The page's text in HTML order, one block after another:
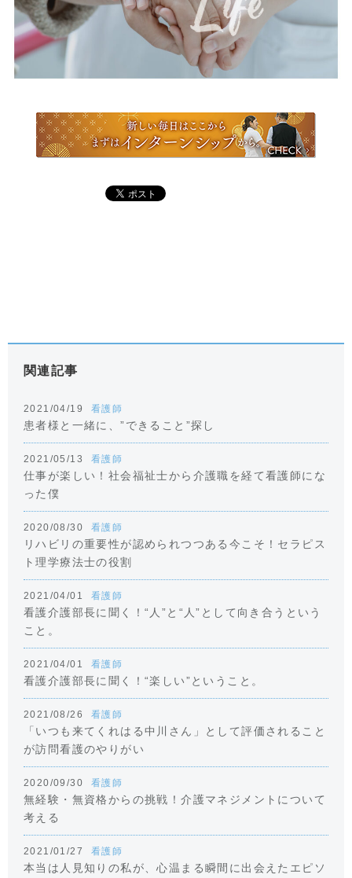
関連記事
2021/04/19 看護師
患者様と一緒に、”できること”探し
2021/05/13 看護師
仕事が楽しい！社会福祉士から介護職を経て看護師にな
った僕
2020/08/30 看護師
リハビリの重要性が認められつつある今こそ！セラピス
ト理学療法士の役割
2021/04/01 看護師
看護介護部長に聞く！“人”と“人”として向き合うという
こと。
2021/04/01 看護師
看護介護部長に聞く！“楽しい”ということ。
2021/08/26 看護師
「いつも来てくれはる中川さん」として評価されること
が訪問看護のやりがい
2020/09/30 看護師
無経験・無資格からの挑戦！介護マネジメントについて
考える
2021/01/27 看護師
本当は人見知りの私が、心温まる瞬間に出会えたエピソ